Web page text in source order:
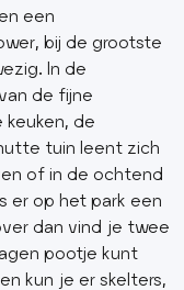
een
bij de grootste
In de
de fijne
de
tuin leent zich
of in de ochtend
er op het park een
dan vind je twee
pootje kunt
kun je er skelters,